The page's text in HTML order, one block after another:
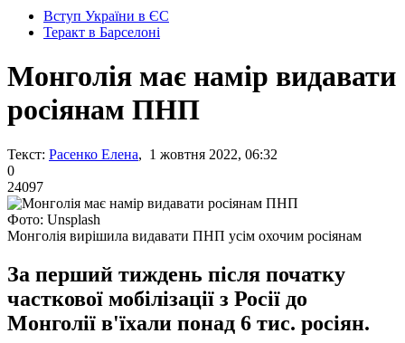
Вступ України в ЄС
Теракт в Барселоні
Монголія має намір видавати
росіянам ПНП
Текст: Расенко Елена, 1 жовтня 2022, 06:32
0
24097
Фото: Unsplash
Монголія вирішила видавати ПНП усім охочим росіянам
За перший тиждень після початку
часткової мобілізації з Росії до
Монголії в'їхали понад 6 тис. росіян.